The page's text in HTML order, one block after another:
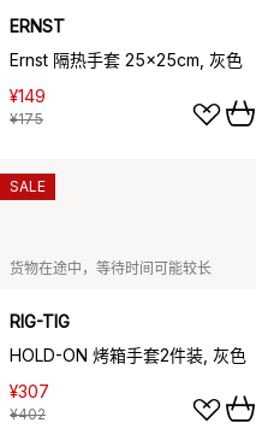
ERNST
Ernst 隔热手套 25x25cm, 灰色
¥149
¥175
货物在途中，等待时间可能较长
RIG-TIG
HOLD-ON 烤箱手套2件装, 灰色
¥307
¥402
SALE